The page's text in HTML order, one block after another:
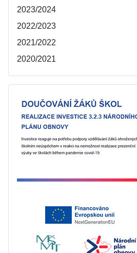
2023/2024
2022/2023
2021/2022
2020/2021